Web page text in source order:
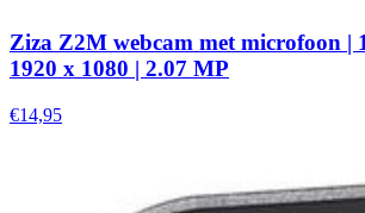
Ziza Z2M webcam met microfoon |
1920 x 1080 | 2.07 MP
€14,95